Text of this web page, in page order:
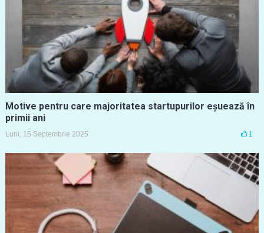
Motive pentru care majoritatea startupurilor eșuează în
primii ani
Luni, 15 Septembrie 2025 1